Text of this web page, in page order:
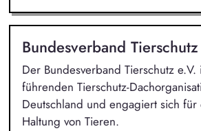
Bundesverband
Der Bundesverband Tierschutz
führenden Tierschutz-
Deutschland und engagiert sich
Haltung von Tieren.